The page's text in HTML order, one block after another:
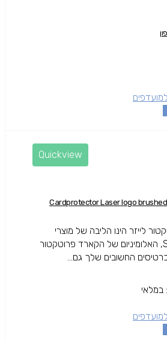
Quickview
Cardprotector Laser logo brushed
לייזר הינו הליבה של מוצרי
חברת Secrid, האלומיניום של הקארד פרוטקטור
החשובים שלך גם...
במלאי